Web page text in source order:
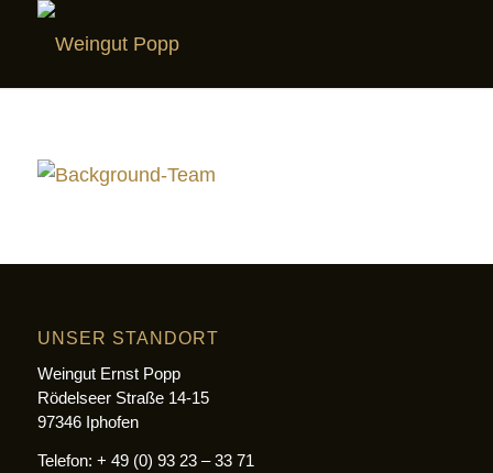
UNSER STANDORT
Weingut Ernst Popp
Rödelseer Straße 14-15
97346 Iphofen
Telefon: + 49 (0) 93 23 – 33 71